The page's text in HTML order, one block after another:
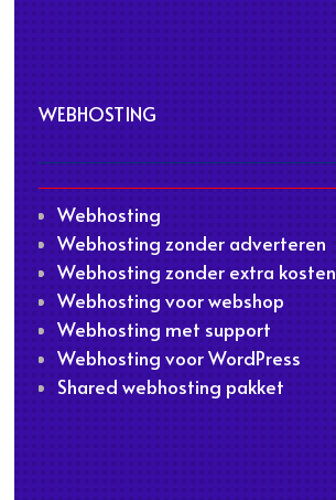
WEBHOSTING
Webhosting
Webhosting zonder adverteren
Webhosting zonder extra kosten
Webhosting voor webshop
Webhosting met support
Webhosting voor WordPress
Shared webhosting pakket